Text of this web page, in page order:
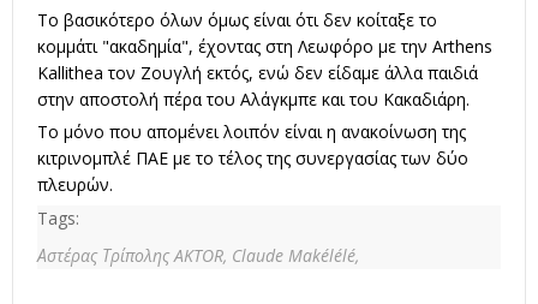
Το βασικότερο όλων όμως είναι ότι δεν κοίταξε το
κομμάτι "ακαδημία", έχοντας στη Λεωφόρο με την Arthens
Kallithea τον Ζουγλή εκτός, ενώ δεν είδαμε άλλα παιδιά
στην αποστολή πέρα του Αλάγκμπε και του Κακαδιάρη.
Το μόνο που απομένει λοιπόν είναι η ανακοίνωση της
κιτρινομπλέ ΠΑΕ με το τέλος της συνεργασίας των δύο
πλευρών.
Tags:
Αστέρας Τρίπολης AKTOR, Claude Makélélé,